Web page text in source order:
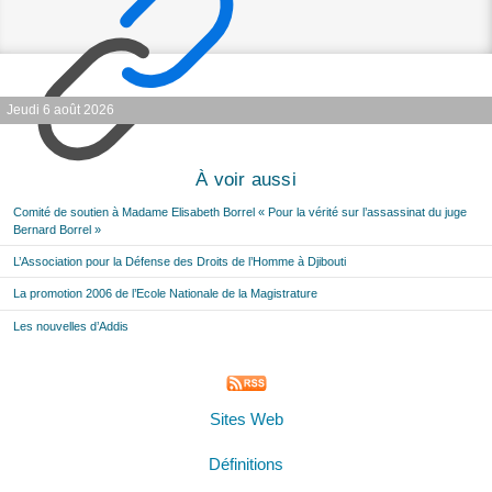
Jeudi 6 août 2026
À voir aussi
Comité de soutien à Madame Elisabeth Borrel « Pour la vérité sur l’assassinat du juge
Bernard Borrel »
L’Association pour la Défense des Droits de l’Homme à Djibouti
La promotion 2006 de l’Ecole Nationale de la Magistrature
Les nouvelles d’Addis
Sites Web
Définitions